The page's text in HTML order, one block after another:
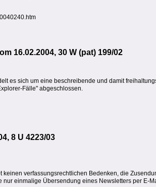
16.02.2004, 30 W (pat) 199/02
es sich um eine beschreibende und damit
Fälle" abgeschlossen.
8 U 4223/03
keinen verfassungsrechtlichen Bedenken, die
einmalige Übersendung eines Newsletters per E-